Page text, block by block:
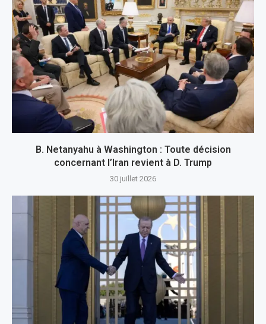
B. Netanyahu à Washington : Toute décision
concernant l’Iran revient à D. Trump
30 juillet 2026